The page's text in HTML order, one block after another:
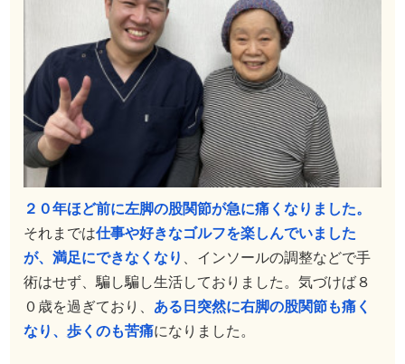
２０年ほど前に左脚の股関節が急に痛くなりました。
それまでは仕事や好きなゴルフを楽しんでいました
が、満足にできなくなり 、インソールの調整などで手
術はせず、騙し騙し生活しておりました。気づけば８
０歳を過ぎており、 ある日突然に右脚の股関節も痛く
なり、歩くのも苦痛になりました。